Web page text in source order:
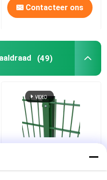
aluminiummateriaal dat
Contacteer ons
(49)
Dubbeldraad hek 3000